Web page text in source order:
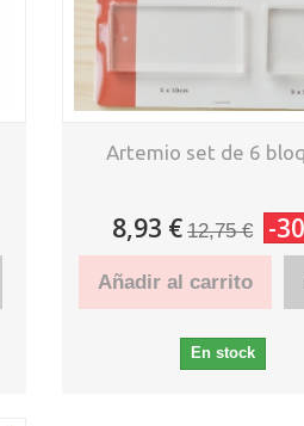
Artemio set de 6
8,93 € 12,75 € -
Añadir al carrito
En stock